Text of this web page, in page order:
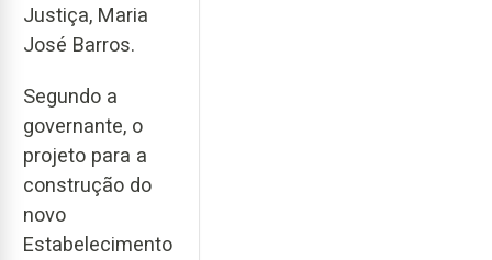
Justiça, Maria
José Barros.
Segundo a
governante, o
projeto para a
construção do
novo
Estabelecimento